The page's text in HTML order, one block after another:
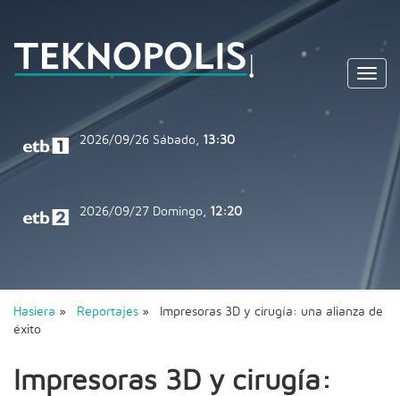
2026/09/26 Sábado, 13:30
2026/09/27 Domingo, 12:20
Hasiera » Reportajes » Impresoras 3D y cirugía: una alianza de
éxito
Impresoras 3D y cirugía: